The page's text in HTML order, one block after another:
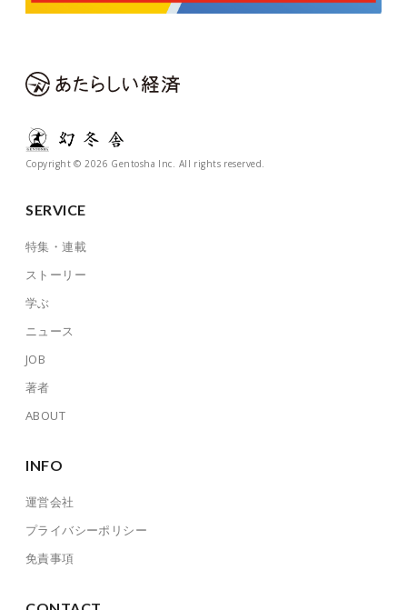
Copyright © 2026 Gentosha Inc. All rights reserved.
SERVICE
特集・連載
ストーリー
学ぶ
ニュース
JOB
著者
ABOUT
INFO
運営会社
プライバシーポリシー
免責事項